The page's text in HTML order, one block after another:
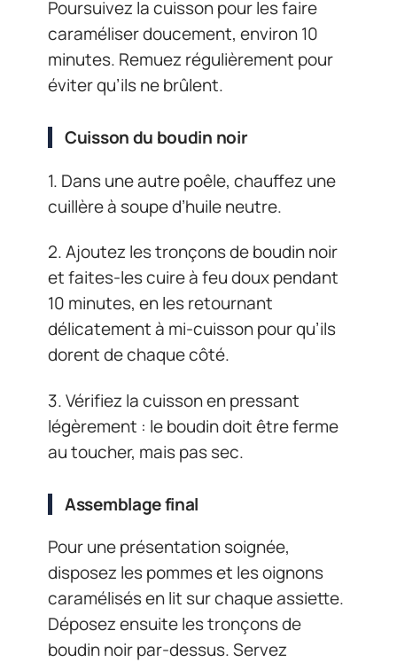
Poursuivez la cuisson pour les faire
caraméliser doucement, environ 10
minutes. Remuez régulièrement pour
éviter qu’ils ne brûlent.
Cuisson du boudin noir
1. Dans une autre poêle, chauffez une
cuillère à soupe d’huile neutre.
2. Ajoutez les tronçons de boudin noir
et faites-les cuire à feu doux pendant
10 minutes, en les retournant
délicatement à mi-cuisson pour qu’ils
dorent de chaque côté.
3. Vérifiez la cuisson en pressant
légèrement : le boudin doit être ferme
au toucher, mais pas sec.
Assemblage final
Pour une présentation soignée,
disposez les pommes et les oignons
caramélisés en lit sur chaque assiette.
Déposez ensuite les tronçons de
boudin noir par-dessus. Servez